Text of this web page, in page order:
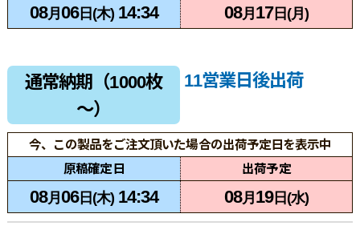
08月 06日(木)14:34 08月 17日(月)
通常納期（1000枚
～）
11営業日後出荷
今、この製品をご注文頂いた場合の出荷予定日を表示中
原稿確定日
出荷予定
08月 06日(木)14:34 08月 19日(水)